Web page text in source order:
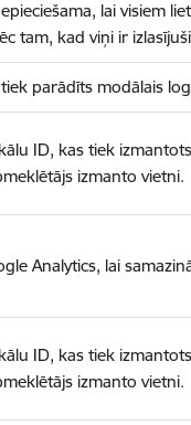
lai visiem
tam, kad viņi ir
parādīts modālais
ID, kas tiek
izmanto vietni.
Analytics, lai
ID, kas tiek
izmanto vietni.